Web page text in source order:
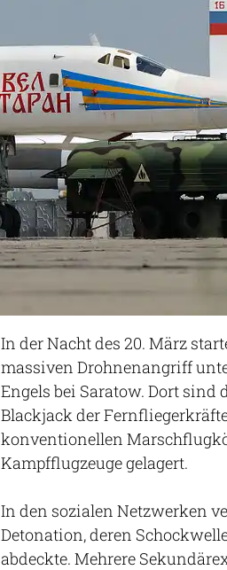
In der Nacht des 20. März
massiven Drohnenangriff
Engels bei Saratow. Dort sind
Blackjack der
konventionellen
Kampfflugzeuge gelagert.
In den sozialen Netzwerken
Detonation, deren
abdeckte. Mehrere